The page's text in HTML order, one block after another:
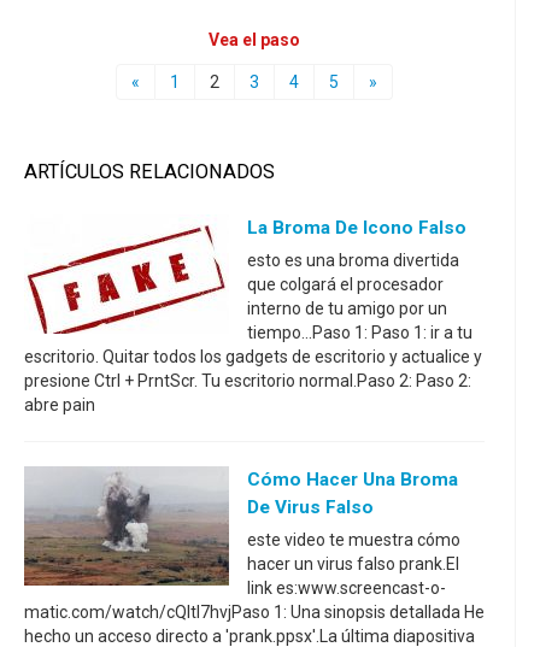
Vea el paso
« 1 2 3 4 5 »
ARTÍCULOS RELACIONADOS
La Broma De Icono Falso
esto es una broma divertida
que colgará el procesador
interno de tu amigo por un
tiempo...Paso 1: Paso 1: ir a tu
escritorio. Quitar todos los gadgets de escritorio y actualice y
presione Ctrl + PrntScr. Tu escritorio normal.Paso 2: Paso 2:
abre pain
Cómo Hacer Una Broma
De Virus Falso
este video te muestra cómo
hacer un virus falso prank.El
link es:www.screencast-o-
matic.com/watch/cQltI7hvjPaso 1: Una sinopsis detallada He
hecho un acceso directo a 'prank.ppsx'.La última diapositiva